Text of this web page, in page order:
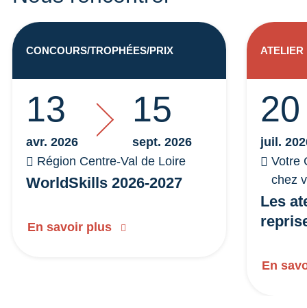
WorldSkills 2026-2027
13
avr. 2026
15
sept. 2026
Région Centre-Val de Loire
En savoir plus
CONCOURS/TROPHÉES/PRIX
Les
20
juil.
Votre
chez
En
ATELIER